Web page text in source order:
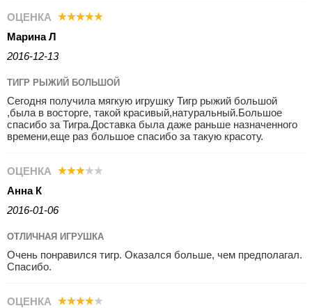
ОЦЕНКА
Марина Л
2016-12-13
ТИГР РЫЖИЙ БОЛЬШОЙ
Сегодня получила мягкую игрушку Тигр рыжий большой
,была в восторге, такой красивый,натуральный.Большое
спасибо за Тигра.Доставка была даже раньше назначенного
времени,еще раз большое спасибо за такую красоту.
ОЦЕНКА
Анна К
2016-01-06
ОТЛИЧНАЯ ИГРУШКА
Очень понравился тигр. Оказался больше, чем предполагал.
Спасибо.
ОЦЕНКА